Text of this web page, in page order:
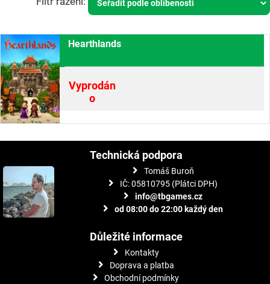
Hearthlands
Vyprodán
o
Technická podpora
Tomáš Buroň
IČ: 05810795 (Plátci DPH)
info@tbgames.cz
od 08:00 do 22:00 každý den
Důležité informace
Kontakty
Doprava a platba
Obchodní podmínky